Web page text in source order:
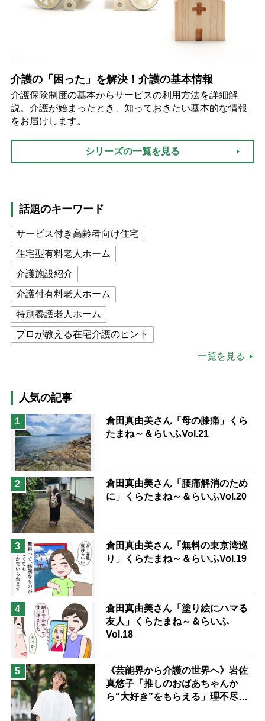
介護の「困った」を解決！介護の基本情報
介護保険制度の基本からサービスの利用方法を詳細解
説。介護が始まったとき、知っておきたい基本的な情報
をお届けします。
シリーズの一覧を見る
話題のキーワード
サービス付き高齢者向け住宅
住宅型有料老人ホーム
介護施設紹介
介護付有料老人ホーム
特別養護老人ホーム
プロが教える在宅介護のヒント
猫が母になつきません
息子の遠距離介護サバイバル術
兄がボケました
便利なサービス
予防法
一覧を見る
人気の記事
1
倉田真由美さん「母の膝痛」くら
たまね～＆らいふVol.21
2
倉田真由美さん「腰痛解消のため
に」くらたまね～＆らいふVol.20
3
倉田真由美さん「無料の東京湾巡
り」くらたまね～＆らいふVol.19
4
倉田真由美さん「塗り絵にハマる
友人」くらたまね～＆らいふ
Vol.18
5
《芸能界から介護の世界へ》岩佐
真悠子「推しのおばあちゃんか
ら“大好き”をもらえる」理不尽さ